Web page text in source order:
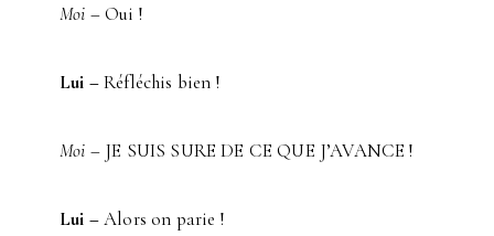
Moi –Oui !
Lui –Réfléchis bien !
Moi –JE SUIS SURE DE CE QUE J’AVANCE !
Lui –Alors on parie !